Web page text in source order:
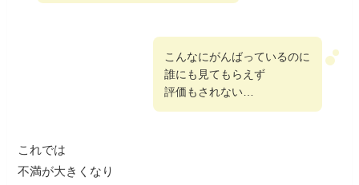
こんなにがんばっているのに
誰にも見てもらえず
評価もされない…
これでは
不満が大きくなり